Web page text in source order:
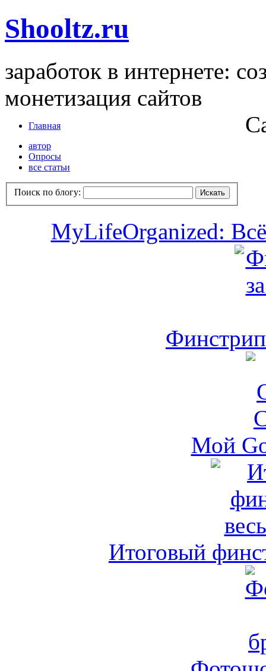
Shooltz.ru
заработок в интернете:
монетизация сайтов
Главная
автор
Опросы
все статьи
Поиск по блогу:
MyLifeOrganized:
Мой
Итоговый